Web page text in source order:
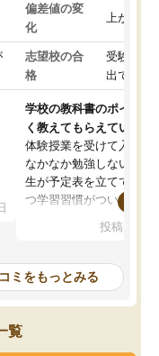
偏差値の変
化
上がった
志望校の合
格
受験して
出ていな
学校の教科書のポイント
く教えてもらえている
体験授業を受けて入塾し
なかなか勉強しない息子
生が予定表を立ててくれ
つ学習習慣がついてきま
指導が無い日も予定表
問できるのでとても助か
投稿日：
ミをもっとみる
覧